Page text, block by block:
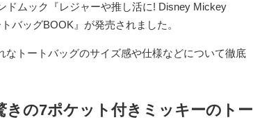
ドムック『レジャーや推し活に! Disney Mickey
バッグBOOK』が発売されました。
なトートバッグのサイズ感や仕様などについて徹底
の7ポケット付きミッキーのトー